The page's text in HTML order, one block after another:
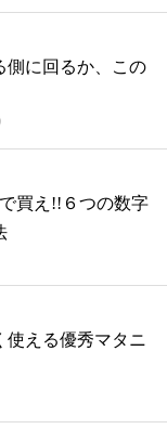
側に回るか、この
買え!!６つの数字
使える優秀マタニ